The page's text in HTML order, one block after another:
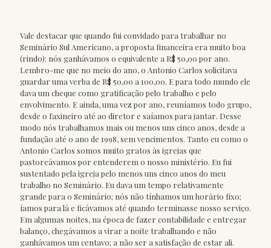
Vale destacar que quando fui convidado para trabalhar no
Seminário Sul Americano, a proposta financeira era muito boa
(rindo): nós ganhávamos o equivalente a R$ 50,00 por ano.
Lembro-me que no meio do ano, o Antonio Carlos solicitava
guardar uma verba de R$ 50,00 a 100,00. E para todo mundo ele
dava um cheque como gratificação pelo trabalho e pelo
envolvimento. E ainda, uma vez por ano, reuníamos todo grupo,
desde o faxineiro até ao diretor e saíamos para jantar. Desse
modo nós trabalhamos mais ou menos uns cinco anos, desde a
fundação até o ano de 1998, sem vencimentos. Tanto eu como o
Antonio Carlos somos muito gratos às igrejas que
pastoreávamos por entenderem o nosso ministério. Eu fui
sustentado pela igreja pelo menos uns cinco anos do meu
trabalho no Seminário. Eu dava um tempo relativamente
grande para o Seminário; nós não tínhamos um horário fixo;
íamos para lá e ficávamos até quando terminasse nosso serviço.
Em algumas noites, na época de fazer contabilidade e entregar
balanço, chegávamos a virar a noite trabalhando e não
ganhávamos um centavo; a não ser a satisfação de estar ali.